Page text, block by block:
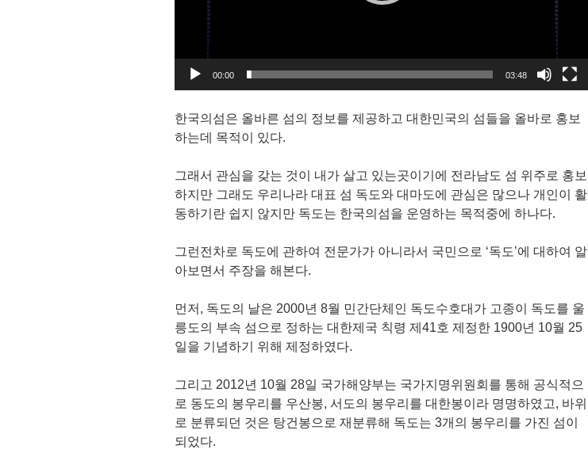
00:00 03:48
한국의섬은 올바른 섬의 정보를 제공하고 대한민국의 섬들을 올바로 홍보
하는데 목적이 있다.
그래서 관심을 갖는 것이 내가 살고 있는곳이기에 전라남도 섬 위주로 홍보
하지만 그래도 우리나라 대표 섬 독도와 대마도에 관심은 많으나 개인이 활
동하기란 쉽지 않지만 독도는 한국의섬을 운영하는 목적중에 하나다.
그런전차로 독도에 관하여 전문가가 아니라서 국민으로 ‘독도’에 대하여 알
아보면서 주장을 해본다.
먼저, 독도의 날은 2000년 8월 민간단체인 독도수호대가 고종이 독도를 울
릉도의 부속 섬으로 정하는 대한제국 칙령 제41호 제정한 1900년 10월 25
일을 기념하기 위해 제정하였다.
그리고 2012년 10월 28일 국가해양부는 국가지명위원회를 통해 공식적으
로 동도의 봉우리를 우산봉, 서도의 봉우리를 대한봉이라 명명하였고, 바위
로 분류되던 것은 탕건봉으로 재분류해 독도는 3개의 봉우리를 가진 섬이
되었다.